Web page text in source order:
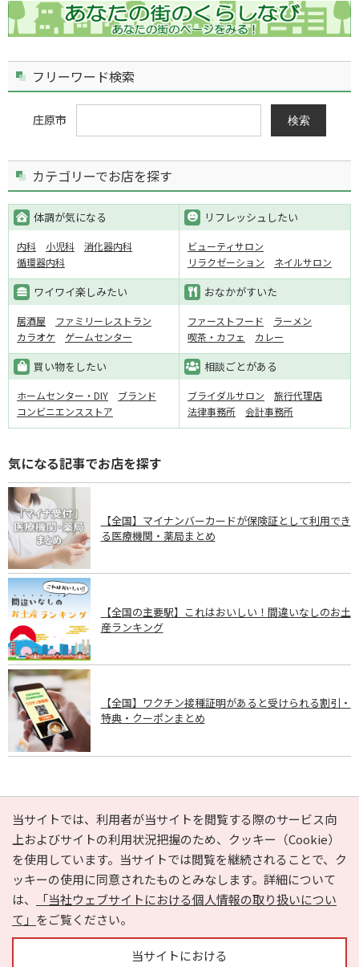
フリーワード検索
庄原市 検索
カテゴリーでお店を探す
体調が気になる
内科 小児科
消化器内科
循環器内科
リフレッシュしたい
ビューティサロン
リラクゼーション
ネイルサロン
ワイワイ楽しみたい
居酒屋
ファミリーレストラン
カラオケ
ゲームセンター
おなかがすいた
ファーストフード
ラーメン
喫茶・カフェ
カレー
買い物をしたい
ホームセンター・DIY
ブランド
コンビニエンスストア
相談ごとがある
ブライダルサロン
旅行代理店
法律事務所
会計事務所
気になる記事でお店を探す
【全国】マイナンバーカードが保険証として利用でき
る医療機関・薬局まとめ
【全国の主要駅】これはおいしい！間違いなしのお土
産ランキング
【全国】ワクチン接種証明があると受けられる割引・
特典・クーポンまとめ
PAGE TOP
当サイトでは、利用者が当サイトを閲覧する際のサービス向
上およびサイトの利用状況把握のため、クッキー（Cookie）
を使用しています。当サイトでは閲覧を継続されることで、ク
ッキーの使用に同意されたものとみなします。詳細について
は、
「当社ウェブサイトにおける個人情報の取り扱いについ
て」 をご覧ください。
当サイトにおける
e-NAVITA（イーナビタ）とは？ お気に入り
ヘルプ
利用規約
個人情報の取り扱いについて
運営会社
サイトマップ
広告掲載に関するお問い合わせ